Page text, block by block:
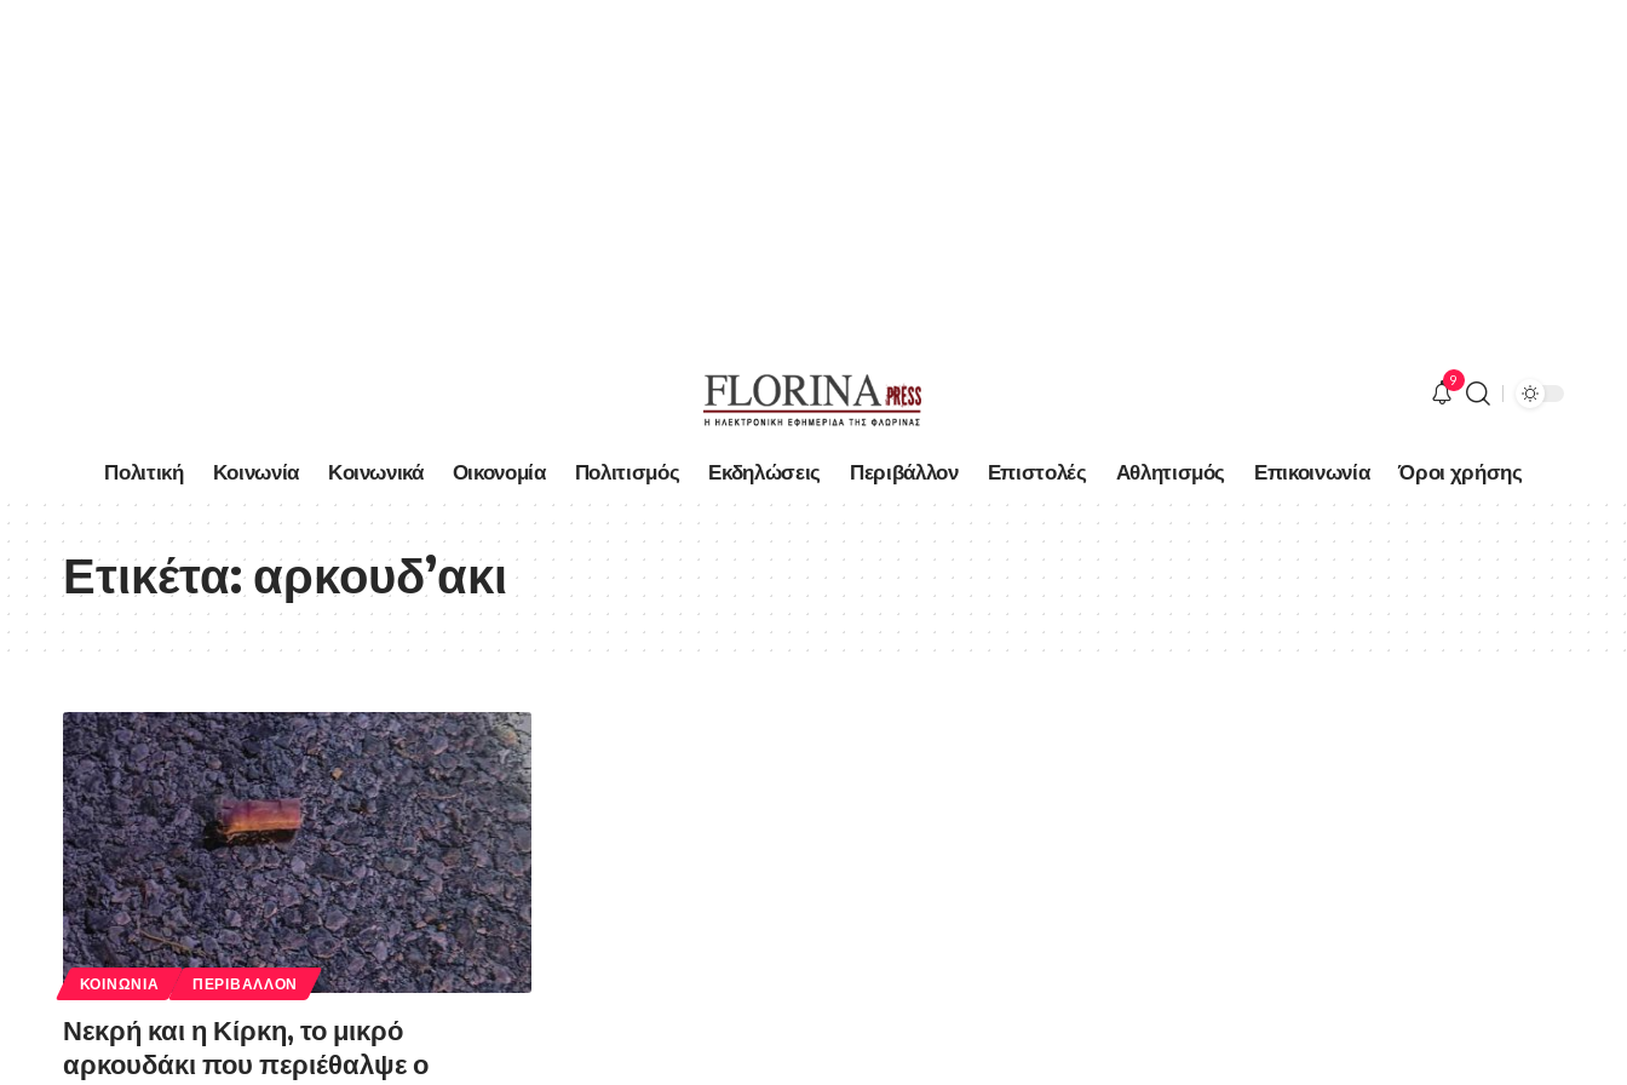
9
Πολιτική Κοινωνία Κοινωνικά Οικονομία Πολιτισμός Εκδηλώσεις Περιβάλλον Επιστολές Αθλητισμός Επικοινωνία Όροι χρήσης
Ετικέτα:αρκουδ’ακι
ΚΟΙΝΩΝΊΑ ΠΕΡΙΒΆΛΛΟΝ
Νεκρή και η Κίρκη, το μικρό
αρκουδάκι που περιέθαλψε ο